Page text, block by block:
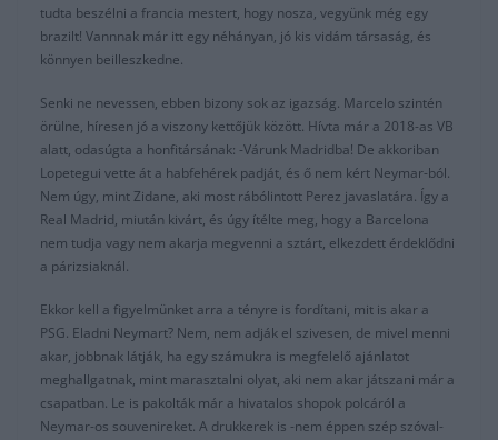
tudta beszélni a francia mestert, hogy nosza, vegyünk még egy
brazilt! Vannnak már itt egy néhányan, jó kis vidám társaság, és
könnyen beilleszkedne.
Senki ne nevessen, ebben bizony sok az igazság. Marcelo szintén
örülne, híresen jó a viszony kettőjük között. Hívta már a 2018-as VB
alatt, odasúgta a honfitársának: -Várunk Madridba! De akkoriban
Lopetegui vette át a habfehérek padját, és ő nem kért Neymar-ból.
Nem úgy, mint Zidane, aki most rábólintott Perez javaslatára. Így a
Real Madrid, miután kivárt, és úgy ítélte meg, hogy a Barcelona
nem tudja vagy nem akarja megvenni a sztárt, elkezdett érdeklődni
a párizsiaknál.
Ekkor kell a figyelmünket arra a tényre is fordítani, mit is akar a
PSG. Eladni Neymart? Nem, nem adják el szivesen, de mivel menni
akar, jobbnak látják, ha egy számukra is megfelelő ajánlatot
meghallgatnak, mint marasztalni olyat, aki nem akar játszani már a
csapatban. Le is pakolták már a hivatalos shopok polcáról a
Neymar-os souvenireket. A drukkerek is -nem éppen szép szóval-